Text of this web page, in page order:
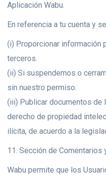
Aplicación Wabu.
En referencia a tu cuenta y
(i) Proporcionar información
terceros.
(ii) Si suspendemos o
sin nuestro permiso.
(iii) Publicar documentos de
derecho de propiedad
ilícita, de acuerdo a la
11. Sección de
Wabu permite que los